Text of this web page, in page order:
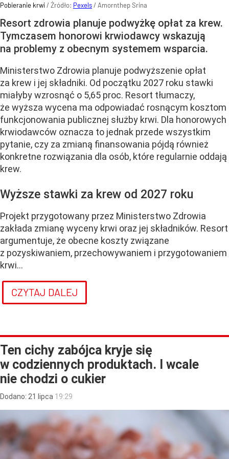
Pobieranie krwi/ Źródło: Pexels/ Amornthep Srina
Resort zdrowia planuje podwyżkę opłat za krew.
Tymczasem honorowi krwiodawcy wskazują
na problemy z obecnym systemem wsparcia.
Ministerstwo Zdrowia planuje podwyższenie opłat
za krew i jej składniki. Od początku 2027 roku stawki
miałyby wzrosnąć o 5,65 proc. Resort tłumaczy,
że wyższa wycena ma odpowiadać rosnącym kosztom
funkcjonowania publicznej służby krwi. Dla honorowych
krwiodawców oznacza to jednak przede wszystkim
pytanie, czy za zmianą finansowania pójdą również
konkretne rozwiązania dla osób, które regularnie oddają
krew.
Wyższe stawki za krew od 2027 roku
Projekt przygotowany przez Ministerstwo Zdrowia
zakłada zmianę wyceny krwi oraz jej składników. Resort
argumentuje, że obecne koszty związane
z pozyskiwaniem, przechowywaniem i przygotowaniem
krwi...
CZYTAJ DALEJ
Ten cichy zabójca kryje się
w codziennych produktach. I wcale
nie chodzi o cukier
Dodano: 21 lipca 19:29